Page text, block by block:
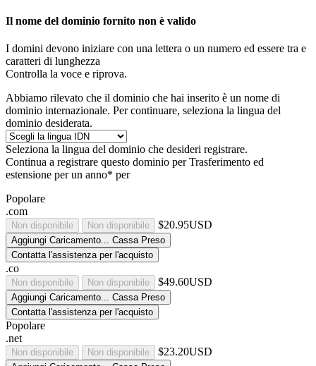
Il nome del dominio fornito non è valido
I domini devono iniziare con una lettera o un numero ed essere tra e
caratteri di lunghezza
Controlla la voce e riprova.
Abbiamo rilevato che il dominio che hai inserito è un nome di
dominio internazionale. Per continuare, seleziona la lingua del
dominio desiderata.
Seleziona la lingua del dominio che desideri registrare.
Continua a registrare questo dominio per Trasferimento ed
estensione per un anno* per
Popolare
.com
Non disponibile Non disponibile $20.95USD
Aggiungi Caricamento... Cassa Preso
Contatta l'assistenza per l'acquisto
.co
Non disponibile Non disponibile $49.60USD
Aggiungi Caricamento... Cassa Preso
Contatta l'assistenza per l'acquisto
Popolare
.net
Non disponibile Non disponibile $23.20USD